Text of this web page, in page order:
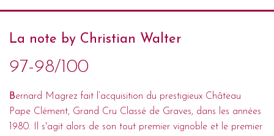
La note by Christian Walter
97-98/100
Bernard Magrez fait l’acquisition du prestigieux Château
Pape Clément, Grand Cru Classé de Graves, dans les années
1980. Il s'agit alors de son tout premier vignoble et le premier